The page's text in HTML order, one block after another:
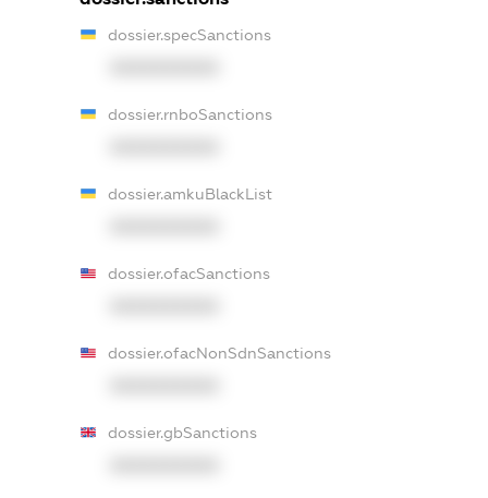
dossier.specSanctions
dossier.rnboSanctions
dossier.amkuBlackList
dossier.ofacSanctions
dossier.ofacNonSdnSanctions
dossier.gbSanctions